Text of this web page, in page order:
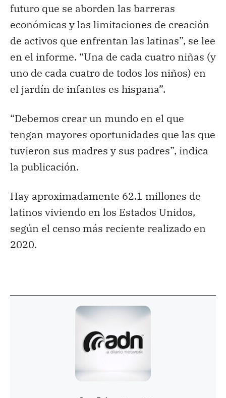
futuro que se aborden las barreras
económicas y las limitaciones de creación
de activos que enfrentan las latinas”, se lee
en el informe. “Una de cada cuatro niñas (y
uno de cada cuatro de todos los niños) en
el jardín de infantes es hispana”.
“Debemos crear un mundo en el que
tengan mayores oportunidades que las que
tuvieron sus madres y sus padres”, indica
la publicación.
Hay aproximadamente 62.1 millones de
latinos viviendo en los Estados Unidos,
según el censo más reciente realizado en
2020.